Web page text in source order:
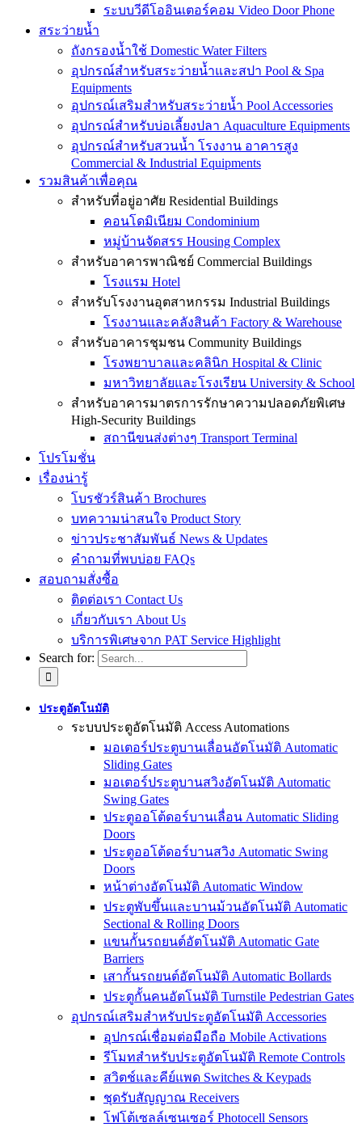
ระบบวีดีโออินเตอร์คอม Video Door Phone
สระว่ายน้ำ
ถังกรองน้ำใช้ Domestic Water Filters
อุปกรณ์สำหรับสระว่ายน้ำและสปา Pool & Spa
Equipments
อุปกรณ์เสริมสำหรับสระว่ายน้ำ Pool Accessories
อุปกรณ์สำหรับบ่อเลี้ยงปลา Aquaculture Equipments
อุปกรณ์สำหรับสวนน้ำ โรงงาน อาคารสูง
Commercial & Industrial Equipments
รวมสินค้าเพื่อคุณ
สำหรับที่อยู่อาศัย Residential Buildings
คอนโดมิเนียม Condominium
หมู่บ้านจัดสรร Housing Complex
สำหรับอาคารพาณิชย์ Commercial Buildings
โรงแรม Hotel
สำหรับโรงงานอุตสาหกรรม Industrial Buildings
โรงงานและคลังสินค้า Factory & Warehouse
สำหรับอาคารชุมชน Community Buildings
โรงพยาบาลและคลินิก Hospital & Clinic
มหาวิทยาลัยและโรงเรียน University & School
สำหรับอาคารมาตรการรักษาความปลอดภัยพิเศษ
High-Security Buildings
สถานีขนส่งต่างๆ Transport Terminal
โปรโมชั่น
เรื่องน่ารู้
โบรชัวร์สินค้า Brochures
บทความน่าสนใจ Product Story
ข่าวประชาสัมพันธ์ News & Updates
คำถามที่พบบ่อย FAQs
สอบถามสั่งซื้อ
ติดต่อเรา Contact Us
เกี่ยวกับเรา About Us
บริการพิเศษจาก PAT Service Highlight
Search for:
ประตูอัตโนมัติ
ระบบประตูอัตโนมัติ Access Automations
มอเตอร์ประตูบานเลื่อนอัตโนมัติ Automatic
Sliding Gates
มอเตอร์ประตูบานสวิงอัตโนมัติ Automatic
Swing Gates
ประตูออโต้ดอร์บานเลื่อน Automatic Sliding
Doors
ประตูออโต้ดอร์บานสวิง Automatic Swing
Doors
หน้าต่างอัตโนมัติ Automatic Window
ประตูพับขึ้นและบานม้วนอัตโนมัติ Automatic
Sectional & Rolling Doors
แขนกั้นรถยนต์อัตโนมัติ Automatic Gate
Barriers
เสากั้นรถยนต์อัตโนมัติ Automatic Bollards
ประตูกั้นคนอัตโนมัติ Turnstile Pedestrian Gates
อุปกรณ์เสริมสำหรับประตูอัตโนมัติ Accessories
อุปกรณ์เชื่อมต่อมือถือ Mobile Activations
รีโมทสำหรับประตูอัตโนมัติ Remote Controls
สวิตช์และคีย์แพด Switches & Keypads
ชุดรับสัญญาณ Receivers
โฟโต้เซลล์เซนเซอร์ Photocell Sensors